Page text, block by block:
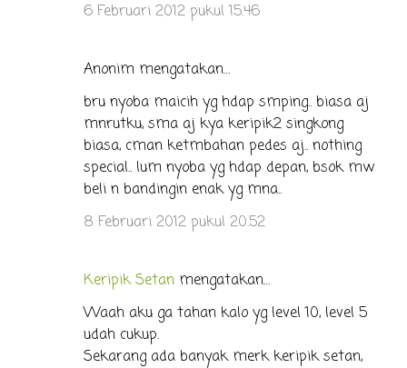
6 Februari 2012 pukul 15.46
Anonim mengatakan…
bru nyoba maicih yg hdap smping.. biasa aj
mnrutku, sma aj kya keripik2 singkong
biasa, cman ketmbahan pedes aj.. nothing
special.. lum nyoba yg hdap depan, bsok mw
beli n bandingin enak yg mna..
8 Februari 2012 pukul 20.52
Keripik Setan mengatakan…
Waah aku ga tahan kalo yg level 10, level 5
udah cukup.
Sekarang ada banyak merk keripik setan,